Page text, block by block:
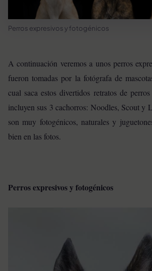
Perros expresivos y fotogénicos
A continuación veremos a unos perros
fueron tomadas por la fotógrafa de
cual saca estos divertidos retratos de
incluyen sus 3 cachorros: Noodles, Scout y
son muy fotogénicos, naturales y
bien en las fotos.
Perros expresivos y fotogénicos